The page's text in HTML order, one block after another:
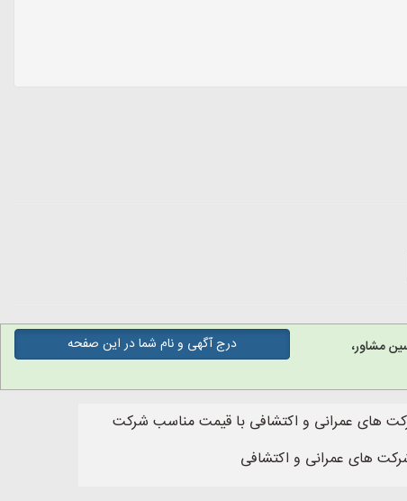
مشاور،
درج آگهی و نام شما در این صفحه
های عمرانی و اکتشافی با قیمت مناسب شرکت
های عمرانی و اکتشافی